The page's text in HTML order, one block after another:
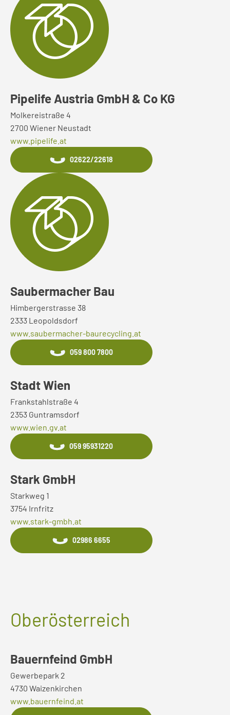
Pipelife Austria GmbH & Co KG
Molkereistraße 4
2700 Wiener Neustadt
www.pipelife.at
02622/22618
Saubermacher Bau
Himbergerstrasse 38
2333 Leopoldsdorf
www.saubermacher-baurecycling.at
059 800 7800
Stadt Wien
Frankstahlstraße 4
2353 Guntramsdorf
www.wien.gv.at
059 95931220
Stark GmbH
Starkweg 1
3754 Irnfritz
www.stark-gmbh.at
02986 6655
Oberösterreich
Bauernfeind GmbH
Gewerbepark 2
4730 Waizenkirchen
www.bauernfeind.at